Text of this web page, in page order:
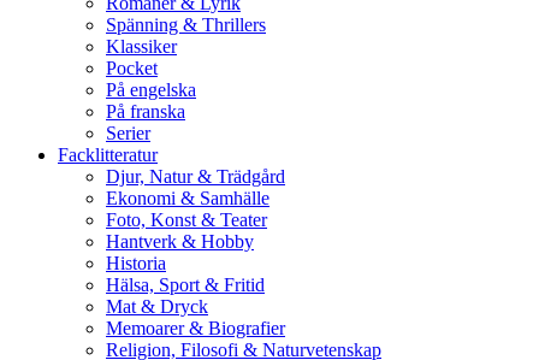
Spänning & Thrillers
Klassiker
Pocket
På engelska
På franska
Serier
Facklitteratur
Djur, Natur & Trädgård
Ekonomi & Samhälle
Foto, Konst & Teater
Hantverk & Hobby
Historia
Hälsa, Sport & Fritid
Mat & Dryck
Memoarer & Biografier
Religion, Filosofi & Naturvetenskap